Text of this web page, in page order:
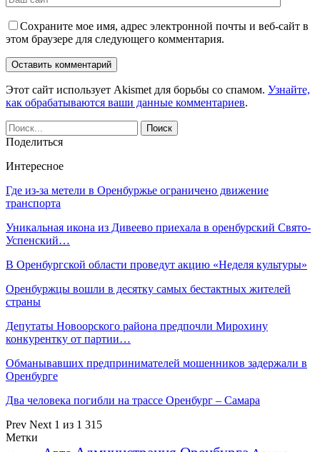
Сохраните мое имя, адрес электронной почты и веб-сайт в
этом браузере для следующего комментария.
Этот сайт использует Akismet для борьбы со спамом. Узнайте,
как обрабатываются ваши данные комментариев.
Поделиться
Интересное
Где из-за метели в Оренбуржье ограничено движение
транспорта
Уникальная икона из Дивеево приехала в оренбурский Свято-
Успенский…
В Оренбургской области проведут акцию «Неделя культуры»
Оренбуржцы вошли в десятку самых бестактных жителей
страны
Депутаты Новоорского района предпочли Мирохину
конкурентку от партии…
Обманывавших предпринимателей мошенников задержали в
Оренбурге
Два человека погибли на трассе Оренбург – Самара
Prev Next 1 из 1 315
Метки